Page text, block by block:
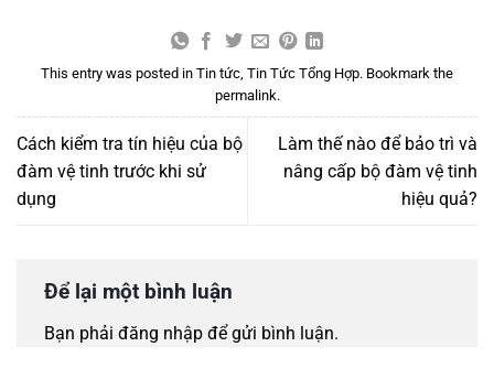
This entry was posted in Tin tức, Tin Tức Tổng Hợp. Bookmark the
permalink.
Cách kiểm tra tín hiệu của bộ
đàm vệ tinh trước khi sử
dụng
Làm thế nào để bảo trì và
nâng cấp bộ đàm vệ tinh
hiệu quả?
Để lại một bình luận
Bạn phải đăng nhập để gửi bình luận.